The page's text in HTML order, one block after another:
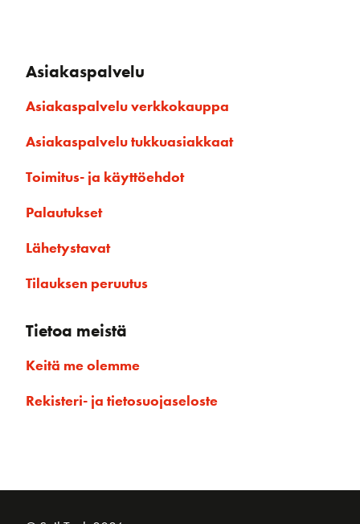
Asiakaspalvelu
Asiakaspalvelu verkkokauppa
Asiakaspalvelu tukkuasiakkaat
Toimitus- ja käyttöehdot
Palautukset
Lähetystavat
Tilauksen peruutus
Tietoa meistä
Keitä me olemme
Rekisteri- ja tietosuojaseloste